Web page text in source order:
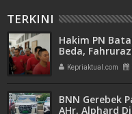
TERKINI
Hakim PN
Beda,
Azzurah dan
Kepriaktual.com
BNN Gerebek
AHr, Alphard